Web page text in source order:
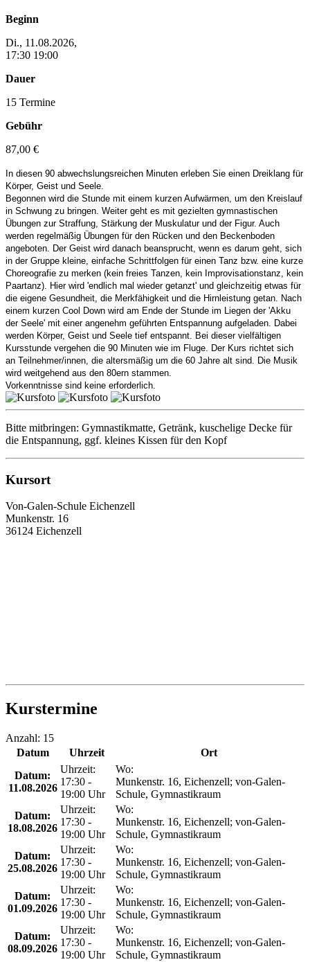
Beginn
Di., 11.08.2026,
17:30 19:00
Dauer
15 Termine
Gebühr
87,00 €
In diesen 90 abwechslungsreichen Minuten erleben Sie einen Dreiklang für
Körper, Geist und Seele.
Begonnen wird die Stunde mit einem kurzen Aufwärmen, um den Kreislauf
in Schwung zu bringen. Weiter geht es mit gezielten gymnastischen
Übungen zur Straffung, Stärkung der Muskulatur und der Figur. Auch
werden regelmäßig Übungen für den Rücken und den Beckenboden
angeboten. Der Geist wird danach beansprucht, wenn es darum geht, sich
in der Gruppe kleine, einfache Schrittfolgen für einen Tanz bzw. eine kurze
Choreografie zu merken (kein freies Tanzen, kein Improvisationstanz, kein
Paartanz). Hier wird 'endlich mal wieder getanzt' und gleichzeitig etwas für
die eigene Gesundheit, die Merkfähigkeit und die Hirnleistung getan. Nach
einem kurzen Cool Down wird am Ende der Stunde im Liegen der 'Akku
der Seele' mit einer angenehm geführten Entspannung aufgeladen. Dabei
werden Körper, Geist und Seele tief entspannt. Bei dieser vielfältigen
Kursstunde vergehen die 90 Minuten wie im Fluge. Der Kurs richtet sich
an Teilnehmer/innen, die altersmäßig um die 60 Jahre alt sind. Die Musik
wird weitgehend aus den 80ern stammen.
Vorkenntnisse sind keine erforderlich.
Bitte mitbringen: Gymnastikmatte, Getränk, kuschelige Decke für
die Entspannung, ggf. kleines Kissen für den Kopf
Kursort
Von-Galen-Schule Eichenzell
Munkenstr. 16
36124 Eichenzell
Kurstermine
Anzahl: 15
Termine zum diesen Kurs
Datum Uhrzeit
Ort
Datum:
11.08.2026
Uhrzeit:
17:30 -
19:00 Uhr
Wo:
Munkenstr. 16, Eichenzell; von-Galen-
Schule, Gymnastikraum
Datum:
18.08.2026
Uhrzeit:
17:30 -
19:00 Uhr
Wo:
Munkenstr. 16, Eichenzell; von-Galen-
Schule, Gymnastikraum
Datum:
25.08.2026
Uhrzeit:
17:30 -
19:00 Uhr
Wo:
Munkenstr. 16, Eichenzell; von-Galen-
Schule, Gymnastikraum
Datum:
01.09.2026
Uhrzeit:
17:30 -
19:00 Uhr
Wo:
Munkenstr. 16, Eichenzell; von-Galen-
Schule, Gymnastikraum
Datum:
08.09.2026
Uhrzeit:
17:30 -
19:00 Uhr
Wo:
Munkenstr. 16, Eichenzell; von-Galen-
Schule, Gymnastikraum